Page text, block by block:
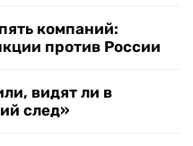
компаний:
против России
видят ли в
след»